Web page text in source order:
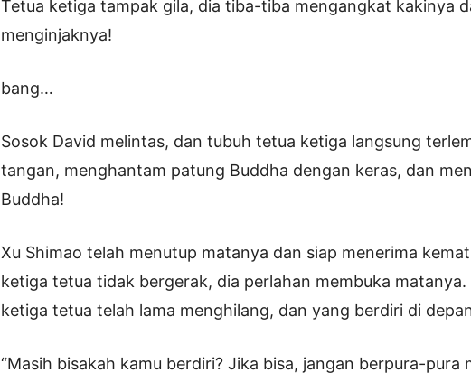
Tetua ketiga tampak gila, dia tiba-tiba mengangkat kakinya
menginjaknya!
bang…
Sosok David melintas, dan tubuh tetua ketiga langsung
tangan, menghantam patung Buddha dengan keras, dan
Buddha!
Xu Shimao telah menutup matanya dan siap menerima
ketiga tetua tidak bergerak, dia perlahan membuka
ketiga tetua telah lama menghilang, dan yang berdiri di
“Masih bisakah kamu berdiri? Jika bisa, jangan berpura-pura